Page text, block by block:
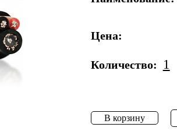
Цена:
Количество: 1
В корзину